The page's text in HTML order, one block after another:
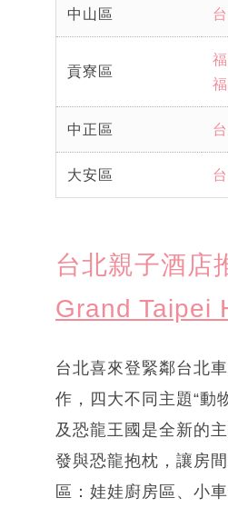
中山區
貢寮區
中正區
大安區
台北親子酒店
Grand Taipei
台北喜來登緊鄰台北
作，四大不同主題“動
及恐龍王國是全新的
發與恐龍抱枕，讓房
區：娃娃廚房區、小